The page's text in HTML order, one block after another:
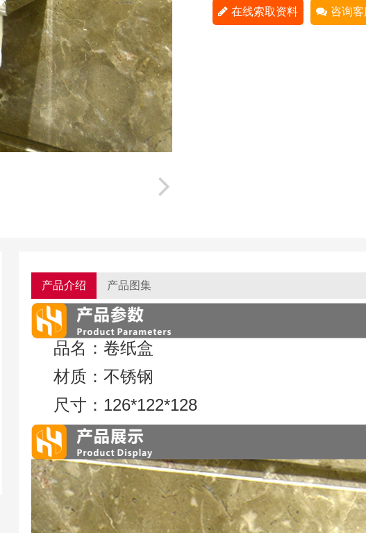
在线索取资料 咨询
产品介绍 产品图集
品名：卷纸盒
材质：不锈钢
尺寸：126*122*128